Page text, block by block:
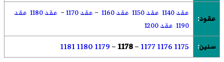
عقود:
عقد 1140 عقد 1150 عقد 1160 – عقد 1170 – عقد 1180
عقد
1190 عقد 1200
سنين:
1175
1176
1177
–
1178
–
1179
1180
1181